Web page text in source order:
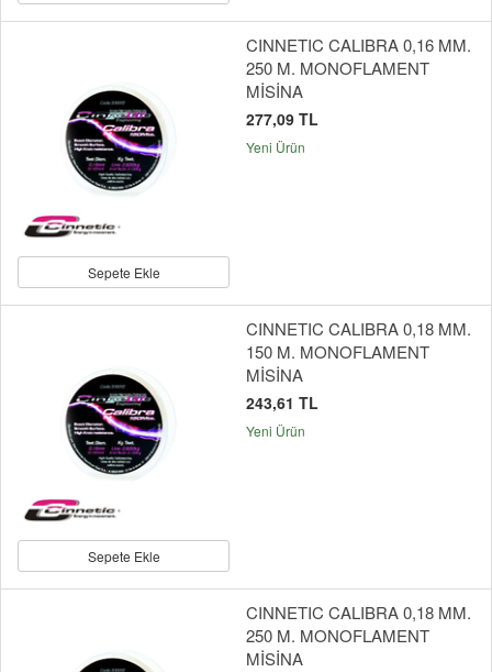
Sepete Ekle
CINNETIC CALIBRA 0,16 MM.
250 M. MONOFLAMENT
MİSİNA
277,09 TL
Yeni Ürün
Sepete Ekle
CINNETIC CALIBRA 0,18 MM.
150 M. MONOFLAMENT
MİSİNA
243,61 TL
Yeni Ürün
CINNETIC CALIBRA 0,18 MM.
250 M. MONOFLAMENT
MİSİNA